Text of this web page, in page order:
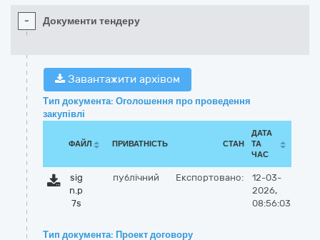
- Документи тендеру
Завантажити архівом
Тип документа: Оголошення про проведення
закупівлі
ФАЙЛ ПРИВАТНІСТЬ СТАН
ДАТА
ТА
ЧАС
sig
n.p
7s
публічний Експортовано:
12-03-
2026,
08:56:03
Тип документа: Проект договору